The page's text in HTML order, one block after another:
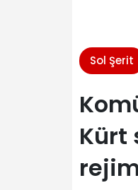
Sol Şerit
Kürt